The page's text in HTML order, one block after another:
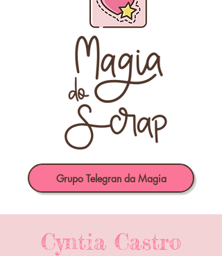
Grupo Telegran da Magia
Cyntia Castro